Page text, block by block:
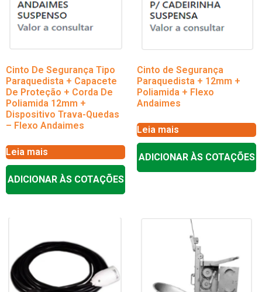
Cinto De Segurança Tipo
Paraquedista + Capacete
De Proteção + Corda De
Poliamida 12mm +
Dispositivo Trava-Quedas
– Flexo Andaimes
Leia mais
ADICIONAR ÀS COTAÇÕES
Cinto de Segurança
Paraquedista + 12mm +
Poliamida + Flexo
Andaimes
Leia mais
ADICIONAR ÀS COTAÇÕES